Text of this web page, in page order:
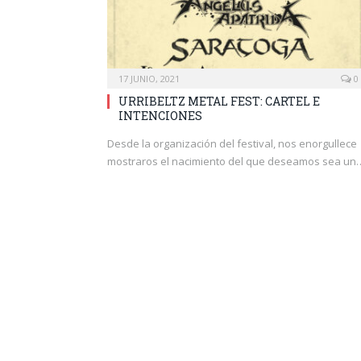
17 JUNIO, 2021 0
URRIBELTZ METAL FEST: CARTEL E
INTENCIONES
Desde la organización del festival, nos enorgullece
mostraros el nacimiento del que deseamos sea